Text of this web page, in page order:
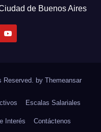
de Buenos Aires
Reserved. by Themeansar
Escalas Salariales
Interés Contáctenos